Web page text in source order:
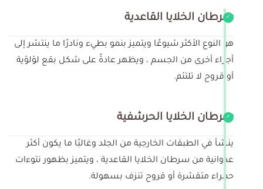
سرطان الخلايا القاعدية
هو النوع الأكثر شيوعًا ويتميز بنمو بطيء ونادرًا ما ينتشر إلى
أجزاء أخرى من الجسم ، ويظهر عادةً على شكل بقع لؤلؤية
أو قروح لا تلتئم.
سرطان الخلايا الحرشفية
ينشأ في الطبقات الخارجية من الجلد وغالبًا ما يكون أكثر
عدوانية من سرطان الخلايا القاعدية ، ويتميز بظهور نتوءات
حمراء متقشرة أو قروح تنزف بسهولة.